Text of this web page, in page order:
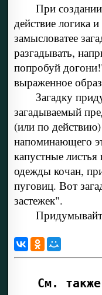
При
действие логика
замысловатее
разгадывать,
попробуй
выраженное
Загадку
загадываемый
(или по
напоминающего
капустные
одежды кочан,
пуговиц. Вот
застежек".
См. также